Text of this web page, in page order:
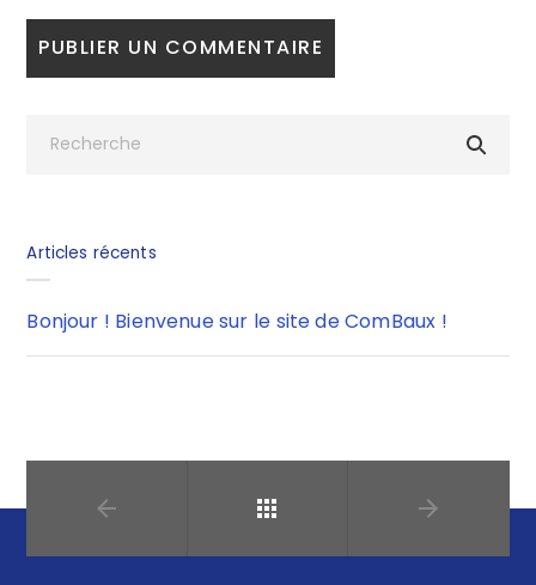
Articles récents
Bonjour ! Bienvenue sur le site de ComBaux !